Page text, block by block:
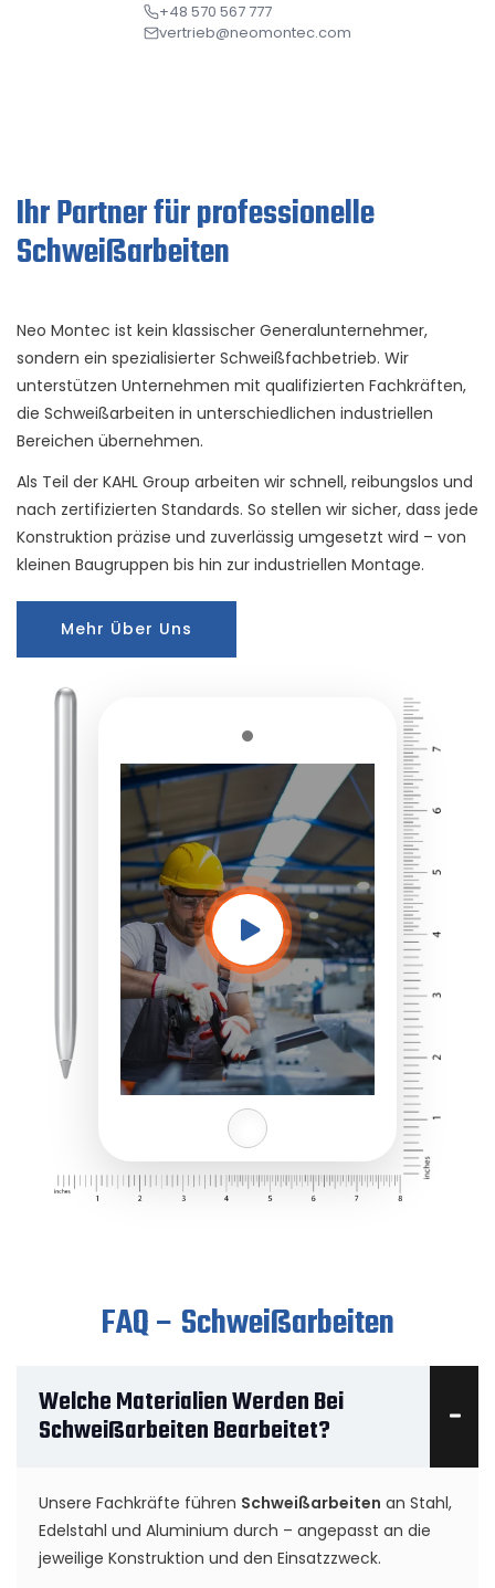
+48 570 567 777
vertrieb@neomontec.com
Ihr Partner für professionelle
Schweißarbeiten
Neo Montec ist kein klassischer Generalunternehmer,
sondern ein spezialisierter Schweißfachbetrieb. Wir
unterstützen Unternehmen mit qualifizierten Fachkräften,
die Schweißarbeiten in unterschiedlichen industriellen
Bereichen übernehmen.
Als Teil der KAHL Group arbeiten wir schnell, reibungslos und
nach zertifizierten Standards. So stellen wir sicher, dass jede
Konstruktion präzise und zuverlässig umgesetzt wird – von
kleinen Baugruppen bis hin zur industriellen Montage.
Mehr Über Uns
FAQ – Schweißarbeiten
Welche Materialien Werden Bei
Schweißarbeiten Bearbeitet?
Unsere Fachkräfte führen Schweißarbeiten an Stahl,
Edelstahl und Aluminium durch – angepasst an die
jeweilige Konstruktion und den Einsatzzweck.